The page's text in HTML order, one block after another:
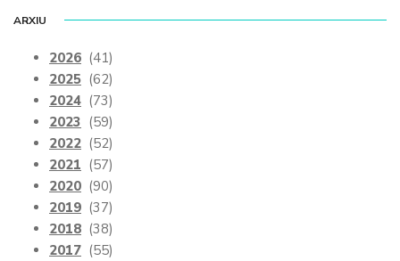
ARXIU
2026 (41)
2025 (62)
2024 (73)
2023 (59)
2022 (52)
2021 (57)
2020 (90)
2019 (37)
2018 (38)
2017 (55)